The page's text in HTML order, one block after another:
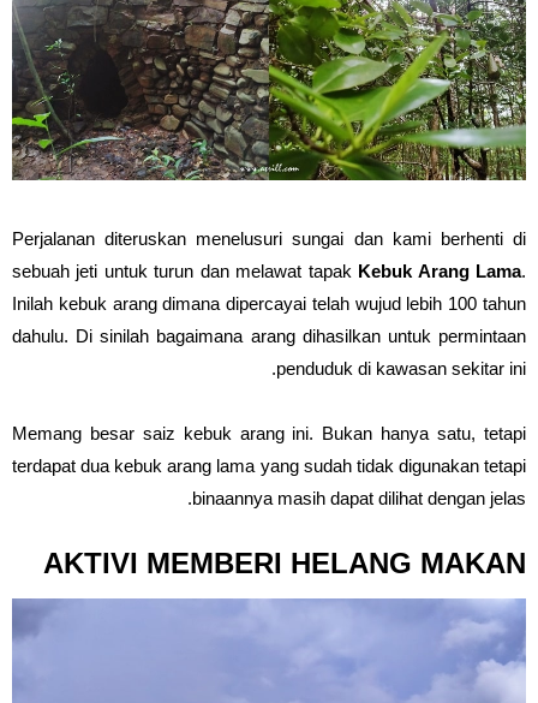
Perjalanan diteruskan menelusuri sungai dan kami berhenti di
sebuah jeti untuk turun dan melawat tapak Kebuk Arang Lama.
Inilah kebuk arang dimana dipercayai telah wujud lebih 100 tahun
dahulu. Di sinilah bagaimana arang dihasilkan untuk permintaan
penduduk di kawasan sekitar ini.
Memang besar saiz kebuk arang ini. Bukan hanya satu, tetapi
terdapat dua kebuk arang lama yang sudah tidak digunakan tetapi
binaannya masih dapat dilihat dengan jelas.
AKTIVI MEMBERI HELANG MAKAN